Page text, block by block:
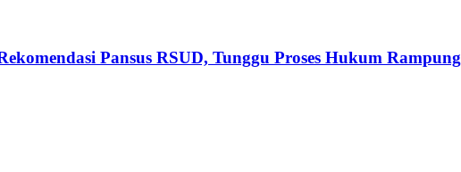
Pansus RSUD, Tunggu Proses Hukum Rampung